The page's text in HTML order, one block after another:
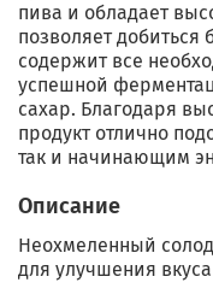
пива и обладает
позволяет добиться
содержит все
успешной
сахар. Благодаря
продукт отлично
так и начинающим
Описание
Неохмеленный
для улучшения